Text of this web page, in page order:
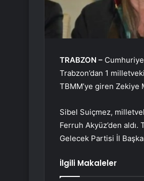
TRABZON –
Trabzon’dan 1
TBMM’ye giren Zekiye
Sibel Suiçmez,
Ferruh Akyüz’den aldı.
Gelecek Partisi İl
İlgili Makaleler